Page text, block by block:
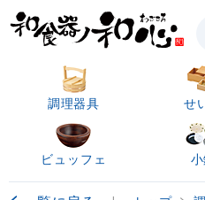
調理器具 せ
ビュッフェ